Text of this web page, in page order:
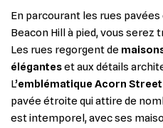
En parcourant les rues
Beacon Hill à pied, vous
Les rues regorgent de
éléganteset aux détails
L’emblématique Acorn Street
pavée étroite qui attire de
est intemporel, avec ses